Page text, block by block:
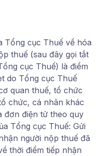
Tổng cục Thuế về hóa
thuế (sau đây gọi tắt
cục Thuế) là điểm
do Tổng cục Thuế
quan thuế, tổ chức
chức, cá nhân khác
đơn điện tử theo quy
Tổng cục Thuế: Gửi
người nộp thuế đã
thời điểm tiếp nhận